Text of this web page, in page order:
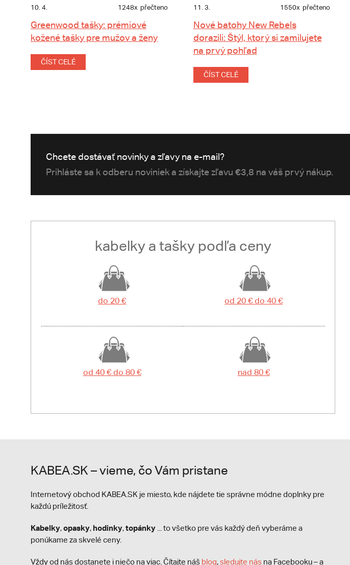
10. 4. 1248x přečteno
Greenwood tašky: prémiové
kožené tašky pre mužov a ženy
ČÍST CELÉ
11. 3. 1550x přečteno
Nové batohy New Rebels
dorazili: Štýl, ktorý si zamilujete
na prvý pohľad
ČÍST CELÉ
Chcete dostávať novinky a zľavy na e-mail?
Prihláste sa k odberu noviniek a získajte zľavu €3,8 na váš prvý nákup.
kabelky a tašky podľa ceny
do 20 € od 20 € do 40 €
od 40 € do 80 € nad 80 €
KABEA.SK – vieme, čo Vám pristane
Internetový obchod KABEA.SK je miesto, kde nájdete tie správne módne doplnky pre
každú príležitosť.
Kabelky,opasky, hodinky,topánky ... to všetko pre vás každý deň vyberáme a
ponúkame za skvelé ceny.
Vždy od nás dostanete i niečo na viac. Čítajte náš blog,sledujte nás na Facebooku – a